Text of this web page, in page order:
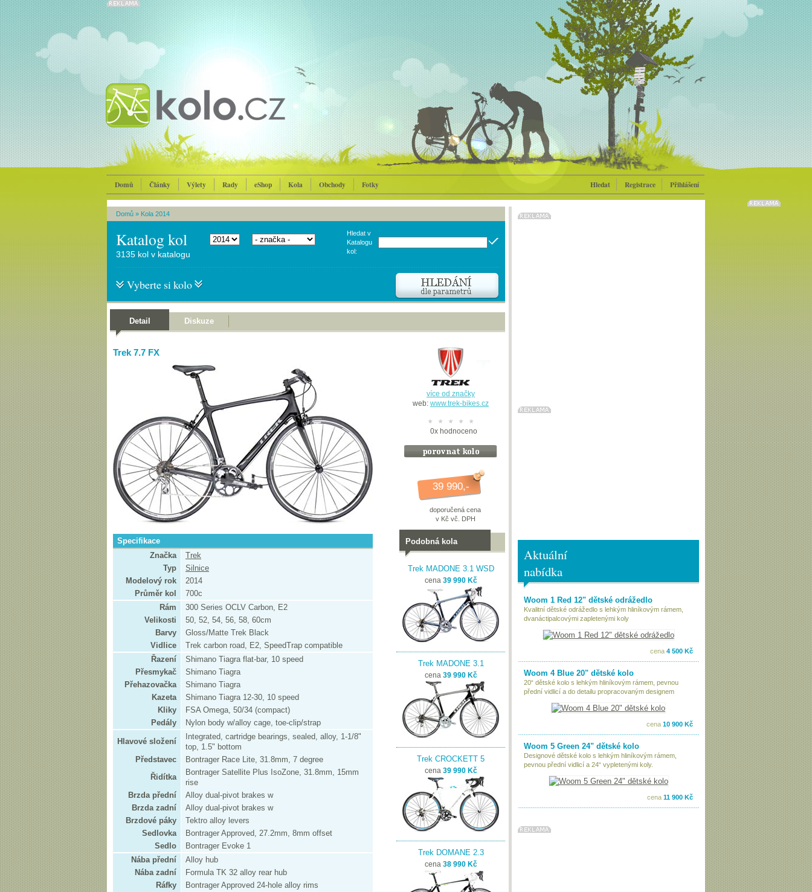
Domů Články Výlety Rady eShop Kola Obchody Fotky Hledat Registrace Přihlášení
Domů » Kola 2014
Katalog kol
Hledat v
Katalogu
kol:
3135 kol v katalogu
Vyberte si kolo
Detail Diskuze
Trek 7.7 FX
Specifikace
Značka
Trek
Typ
Silnice
Modelový rok
2014
Průměr kol
700c
Rám
300 Series OCLV Carbon, E2
Velikosti
50, 52, 54, 56, 58, 60cm
Barvy
Gloss/Matte Trek Black
Vidlice
Trek carbon road, E2, SpeedTrap compatible
Řazení
Shimano Tiagra flat-bar, 10 speed
Přesmykač
Shimano Tiagra
Přehazovačka
Shimano Tiagra
Kazeta
Shimano Tiagra 12-30, 10 speed
Kliky
FSA Omega, 50/34 (compact)
Pedály
Nylon body w/alloy cage, toe-clip/strap
Hlavové složení
Integrated, cartridge bearings, sealed, alloy, 1-1/8"
top, 1.5" bottom
Představec
Bontrager Race Lite, 31.8mm, 7 degree
Řidítka
Bontrager Satellite Plus IsoZone, 31.8mm, 15mm
rise
Brzda přední
Alloy dual-pivot brakes w
Brzda zadní
Alloy dual-pivot brakes w
Brzdové páky
Tektro alloy levers
Sedlovka
Bontrager Approved, 27.2mm, 8mm offset
Sedlo
Bontrager Evoke 1
Nába přední
Alloy hub
Nába zadní
Formula TK 32 alloy rear hub
Ráfky
Bontrager Approved 24-hole alloy rims
více od značky
web: www.trek-bikes.cz
0xhodnoceno
39 990,-
doporučená cena
v Kč vč. DPH
Podobná kola
Trek MADONE 3.1 WSD
cena 39 990 Kč
Trek MADONE 3.1
cena 39 990 Kč
Trek CROCKETT 5
cena 39 990 Kč
Trek DOMANE 2.3
cena 38 990 Kč
Aktuální
nabídka
Woom 1 Red 12" dětské odrážedlo
Kvalitní dětské odrážedlo s lehkým hliníkovým rámem,
dvanáctipalcovými zapletenými koly
cena 4 500 Kč
Woom 4 Blue 20" dětské kolo
20“ dětské kolo s lehkým hliníkovým rámem, pevnou
přední vidlicí a do detailu propracovaným designem
cena 10 900 Kč
Woom 5 Green 24" dětské kolo
Designové dětské kolo s lehkým hliníkovým rámem,
pevnou přední vidlicí a 24“ vypletenými koly.
cena 11 900 Kč